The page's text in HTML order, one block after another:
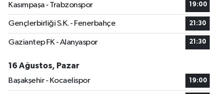
Kasımpaşa - Trabzonspor 19:00
Gençlerbirliği S.K. - Fenerbahçe 21:30
Gaziantep FK - Alanyaspor 21:30
16 Ağustos, Pazar
Başakşehir - Kocaelispor
19:00